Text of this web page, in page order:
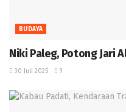
BUDAYA
Niki Paleg, Potong Jari
30 Juli 2025 9